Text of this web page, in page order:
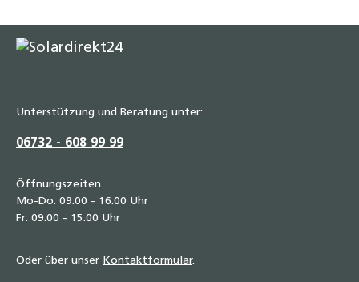
4,80 €
Unterstützung und Beratung unter:
06732 - 608 99 99
Öffnungszeiten
Mo-Do: 09:00 - 16:00 Uhr
Fr: 09:00 - 15:00 Uhr
Oder über unser Kontaktformular.